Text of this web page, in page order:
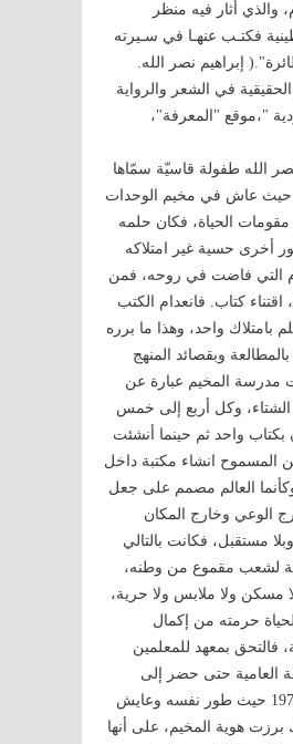
والذي أثار فيه منظر
فكتـب عنهـا في سـيرته
إبراهيم نصر الله.
في الشعر والرواية
"،موقع "المعرفة"،
الله طفولة قاسيّة سمّاها
حيث عاش في مخيم الوحدات
الحياة، فكان حلمه
أخرى حسية غير امتلاكه
التي فاضت في روحه، فمن
اقتناء كتاب. فانعدام الكتب
بامتلاك واحد، وهذا ما برره
وبقصائد المنهج
مدرسة المخيم عبارة عن
الشتاء، وكل أربع إلى خمس
واحد ثم حينما أنشئت
من المسموح انشاء مكتبة داخل
العالم مصمم على جعل
الوعي وخارج المكان
مستقبل، فكانت بالتالي
لشعب مقموع من وطنه،
مسكن ولا ملابس ولا حرية،
حرمته من إكمال
فالتحق بمعهد للمعلمين
العامية حتى حضر إلى
السعودية عام 1972 حيث طور نفسه وعايش
برزت هوية المخيم، على أنها